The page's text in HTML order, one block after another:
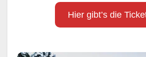
Hier gibt’s die